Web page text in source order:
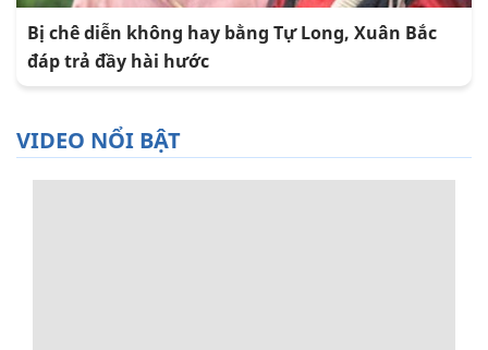
Bị chê diễn không hay bằng Tự Long, Xuân Bắc
đáp trả đầy hài hước
VIDEO NỔI BẬT